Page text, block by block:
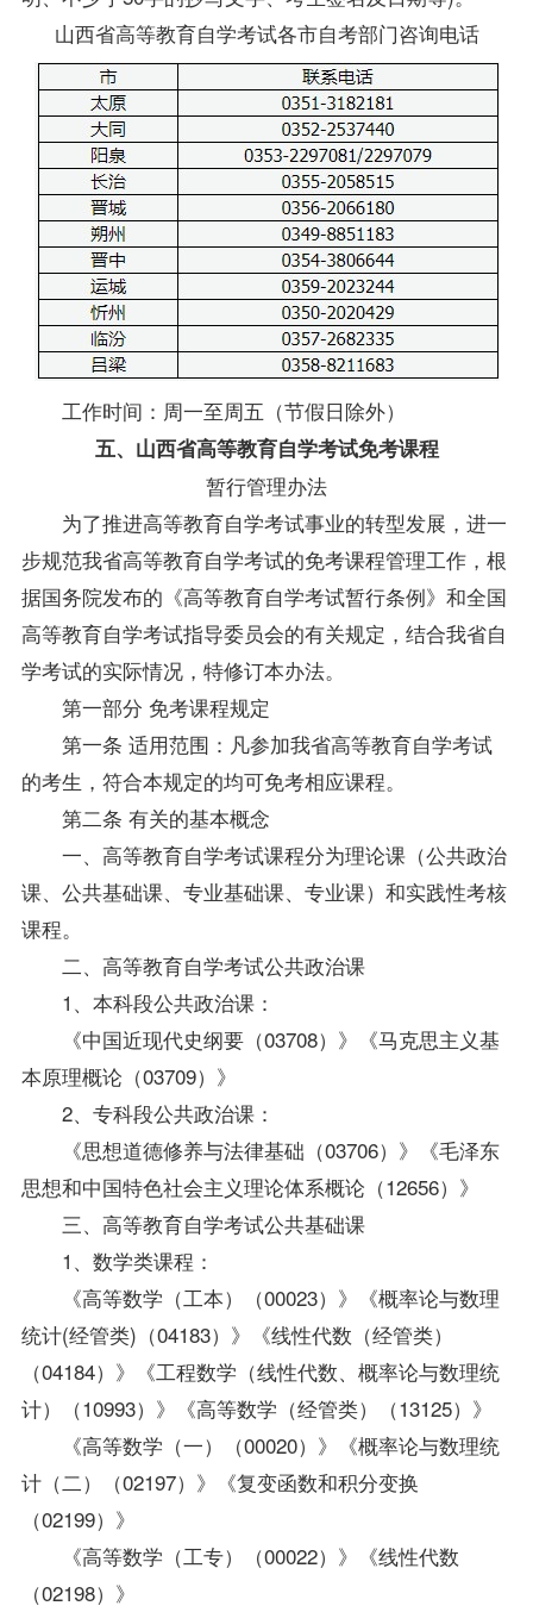
山西省高等教育自学考试各市自考部门咨询电话
工作时间：周一至周五（节假日除外）
五、山西省高等教育自学考试免考课程
暂行管理办法
为了推进高等教育自学考试事业的转型发展，进一
步规范我省高等教育自学考试的免考课程管理工作，根
据国务院发布的《高等教育自学考试暂行条例》和全国
高等教育自学考试指导委员会的有关规定，结合我省自
学考试的实际情况，特修订本办法。
第一部分 免考课程规定
第一条 适用范围：凡参加我省高等教育自学考试
的考生，符合本规定的均可免考相应课程。
第二条 有关的基本概念
一、高等教育自学考试课程分为理论课（公共政治
课、公共基础课、专业基础课、专业课）和实践性考核
课程。
二、高等教育自学考试公共政治课
1、本科段公共政治课：
《中国近现代史纲要（03708）》《马克思主义基
本原理概论（03709）》
2、专科段公共政治课：
《思想道德修养与法律基础（03706）》《毛泽东
思想和中国特色社会主义理论体系概论（12656）》
三、高等教育自学考试公共基础课
1、数学类课程：
《高等数学（工本）（00023）》《概率论与数理
统计(经管类)（04183）》《线性代数（经管类）
（04184）》《工程数学（线性代数、概率论与数理统
计）（10993）》《高等数学（经管类）（13125）》
《高等数学（一）（00020）》《概率论与数理统
计（二）（02197）》《复变函数和积分变换
（02199）》
《高等数学（工专）（00022）》《线性代数
（02198）》